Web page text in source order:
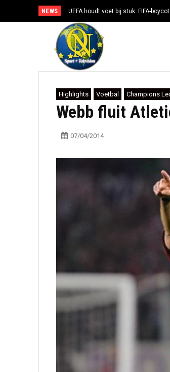
NEWS UEFA houdt voet bij stuk: FIFA-
Highlights Voetbal Champions
Webb fluit
07/04/2014